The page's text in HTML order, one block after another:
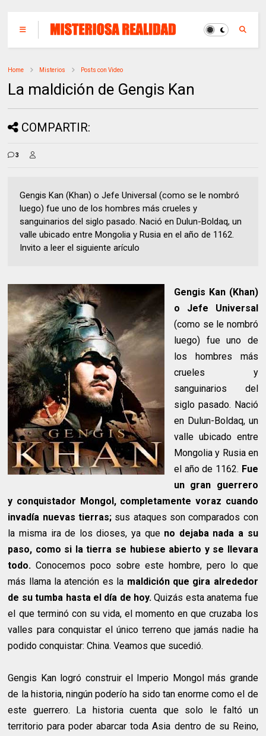
Home Misterios Posts con Video
La maldición de Gengis Kan
COMPARTIR:
3
Gengis Kan (Khan) o Jefe Universal (como se le nombró
luego) fue uno de los hombres más crueles y
sanguinarios del siglo pasado. Nació en Dulun-Boldaq, un
valle ubicado entre Mongolia y Rusia en el año de 1162.
Invito a leer el siguiente arículo
Gengis Kan (Khan)
o Jefe Universal
(como se le nombró
luego) fue uno de
los hombres más
crueles y
sanguinarios del
siglo pasado. Nació
en Dulun-Boldaq, un
valle ubicado entre
Mongolia y Rusia en
el año de 1162. Fue
un gran guerrero
y conquistador Mongol, completamente voraz cuando
invadía nuevas tierras; sus ataques son comparados con
la misma ira de los dioses, ya que no dejaba nada a su
paso, como si la tierra se hubiese abierto y se llevara
todo. Conocemos poco sobre este hombre, pero lo que
más llama la atención es la maldición que gira alrededor
de su tumba hasta el día de hoy. Quizás esta anatema fue
el que terminó con su vida, el momento en que cruzaba los
valles para conquistar el único terreno que jamás nadie ha
podido conquistar: China. Veamos que sucedió.
Gengis Kan logró construir el Imperio Mongol más grande
de la historia, ningún poderío ha sido tan enorme como el de
este guerrero. La historia cuenta que solo le faltó un
territorio para poder abarcar toda Asia dentro de su Reino,